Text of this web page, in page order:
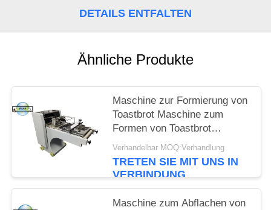
DETAILS ENTFALTEN
Ähnliche Produkte
Maschine zur Formierung von
Toastbrot Maschine zum
Formen von Toastbrot
Maschine zur Herstellung von
Toastbrot-Ausrüstung
Maschinen für die
Linien
Verhandelbar MOQ:Verhandlung
TRETEN SIE MIT UNS IN
VERBINDUNG
Maschine zum Abflachen von